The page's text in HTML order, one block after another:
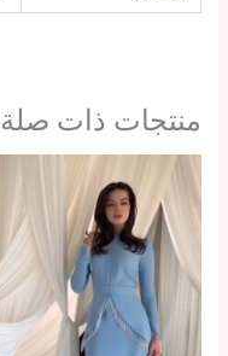
منتجات ذات صلة